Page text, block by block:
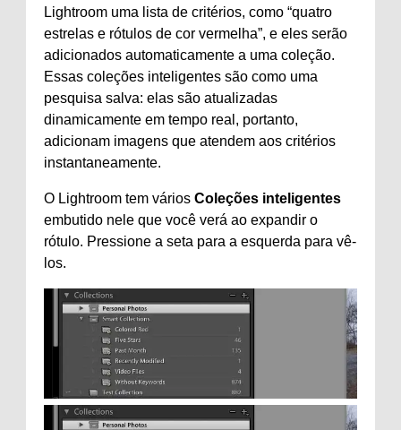
Lightroom uma lista de critérios, como “quatro
estrelas e rótulos de cor vermelha”, e eles serão
adicionados automaticamente a uma coleção.
Essas coleções inteligentes são como uma
pesquisa salva: elas são atualizadas
dinamicamente em tempo real, portanto,
adicionam imagens que atendem aos critérios
instantaneamente.
O Lightroom tem vários Coleções inteligentes
embutido nele que você verá ao expandir o
rótulo. Pressione a seta para a esquerda para vê-
los.